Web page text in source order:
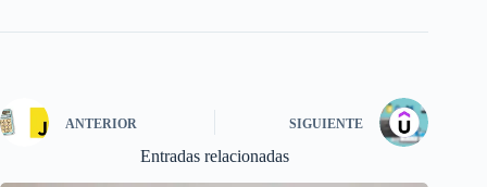
ANTERIOR SIGUIENTE
Entradas relacionadas